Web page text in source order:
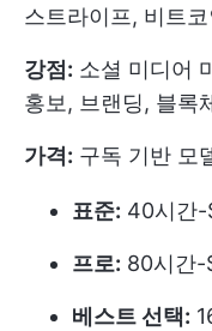
스트라이프, 비트
강점: 소셜 미디어
홍보, 브랜딩, 블록
가격: 구독 기반 모
표준: 40시간
프로: 80시간-
베스트 선택: